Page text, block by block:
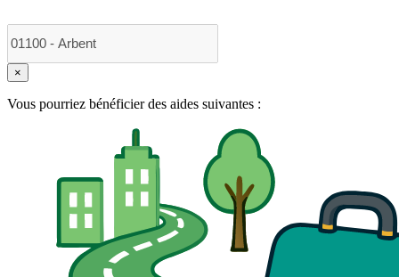
×
Vous pourriez bénéficier des aides suivantes :